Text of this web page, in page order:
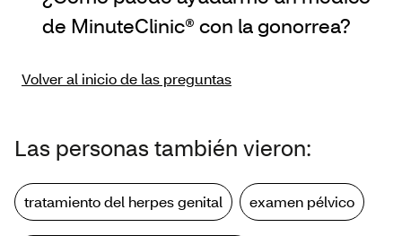
de MinuteClinic® con la gonorrea?
Volver al inicio de las preguntas
Las personas también vieron:
tratamiento del herpes genital examen pélvico